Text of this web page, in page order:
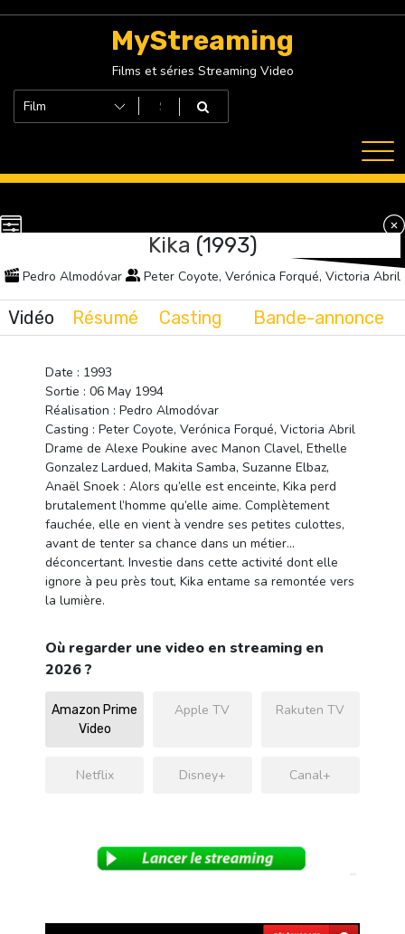
MyStreaming
Films et séries Streaming Video
Kika (1993)
Pedro Almodóvar Peter Coyote, Verónica Forqué, Victoria Abril
Vidéo Résumé Casting Bande-annonce
Date : 1993
Sortie : 06 May 1994
Réalisation : Pedro Almodóvar
Casting : Peter Coyote, Verónica Forqué, Victoria Abril
Drame de Alexe Poukine avec Manon Clavel, Ethelle
Gonzalez Lardued, Makita Samba, Suzanne Elbaz,
Anaël Snoek : Alors qu’elle est enceinte, Kika perd
brutalement l’homme qu’elle aime. Complètement
fauchée, elle en vient à vendre ses petites culottes,
avant de tenter sa chance dans un métier…
déconcertant. Investie dans cette activité dont elle
ignore à peu près tout, Kika entame sa remontée vers
la lumière.
Où regarder une video en streaming en
2026 ?
Amazon Prime
Video
Apple TV Rakuten TV
Netflix Disney+ Canal+